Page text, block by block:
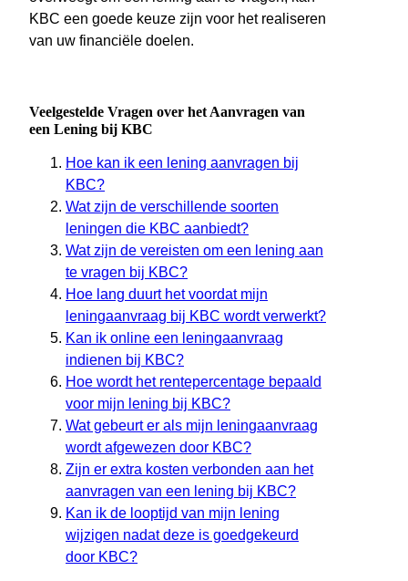
KBC een goede keuze zijn voor het realiseren
van uw financiële doelen.
Veelgestelde Vragen over het Aanvragen van
een Lening bij KBC
Hoe kan ik een lening aanvragen bij
KBC?
Wat zijn de verschillende soorten
leningen die KBC aanbiedt?
Wat zijn de vereisten om een lening aan
te vragen bij KBC?
Hoe lang duurt het voordat mijn
leningaanvraag bij KBC wordt verwerkt?
Kan ik online een leningaanvraag
indienen bij KBC?
Hoe wordt het rentepercentage bepaald
voor mijn lening bij KBC?
Wat gebeurt er als mijn leningaanvraag
wordt afgewezen door KBC?
Zijn er extra kosten verbonden aan het
aanvragen van een lening bij KBC?
Kan ik de looptijd van mijn lening
wijzigen nadat deze is goedgekeurd
door KBC?